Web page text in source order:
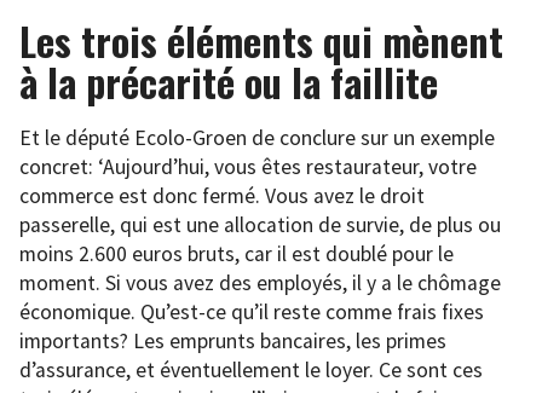
Les trois éléments qui mènent
à la précarité ou la faillite
Et le député Ecolo-Groen de conclure sur un exemple
concret: ‘Aujourd’hui, vous êtes restaurateur, votre
commerce est donc fermé. Vous avez le droit
passerelle, qui est une allocation de survie, de plus ou
moins 2.600 euros bruts, car il est doublé pour le
moment. Si vous avez des employés, il y a le chômage
économique. Qu’est-ce qu’il reste comme frais fixes
importants? Les emprunts bancaires, les primes
d’assurance, et éventuellement le loyer. Ce sont ces